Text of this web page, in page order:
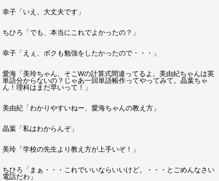
幸子「いえ、大丈夫です」
ちひろ「でも、本当にこれでよかったの？」
幸子「えぇ、ボクも勉強をしたかったので・・・」
愛海「美玲ちゃん、そこWの計算式間違ってるよ。美由紀ちゃんは英
単語分からないの？じゃあ一回単語帳作ってやってみて。晶葉ちゃ
ん！理科はまだ早いって！」
美由紀「わかりやすいねー、愛海ちゃんの教え方」
晶葉「私はわからんぞ」
美玲「学校の先生より教え方が上手いぞ！」
ちひろ「まぁ・・・これでいいならいいけど。・・・とごめんなさい
電話だわ」